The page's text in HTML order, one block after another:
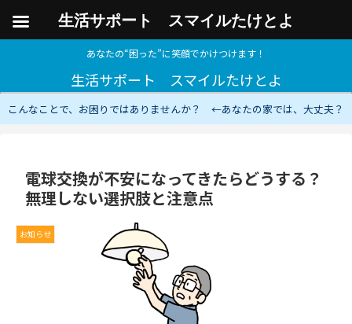
あなたの“困った”に笑顔でかけつけます！
生活サポート スマイルたけとよ
こんなことで、お困りではありませんか？ ←あなたの家では、大丈夫？
電球交換が不安になってきたらどうする？
無理しない選択肢と注意点
お知らせ
生活サポート スマイルたけとよ